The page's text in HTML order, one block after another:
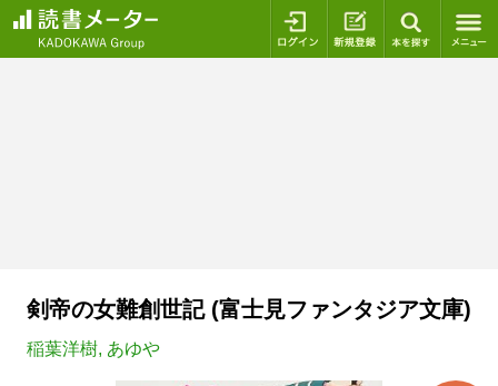
ログイン 新規登録
剣帝の女難創世記 (富士見ファンタジア文庫)
稲葉洋樹, あゆや